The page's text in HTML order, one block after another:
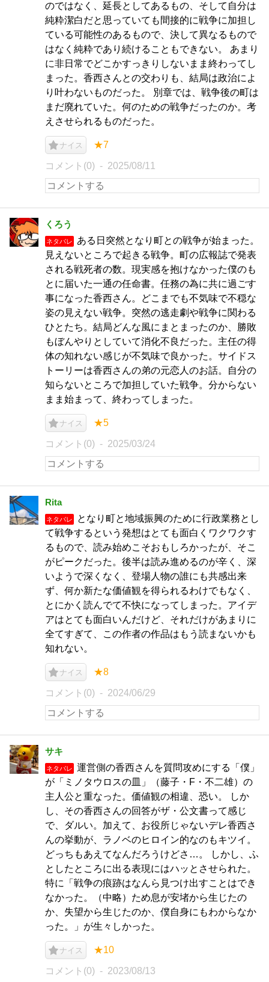
のではなく、延長としてあるもの、そして自分は
純粋潔白だと思っていても間接的に戦争に加担し
ている可能性のあるもので、決して異なるもので
はなく純粋であり続けることもできない。 あまり
に非日常でどこかすっきりしないまま終わってし
まった。香西さんとの交わりも、結局は政治によ
り叶わないものだった。 別章では、戦争後の町は
まだ廃れていた。何のための戦争だったのか。考
えさせられるものだった。
ナイス ★7
コメント(0) 2025/08/11
くろう
ネタバレ
ある日突然となり町との戦争が始まった。
見えないところで起きる戦争。町の広報誌で発表
される戦死者の数。現実感を抱けなかった僕のも
とに届いた一通の任命書。任務の為に共に過ごす
事になった香西さん。どこまでも不気味で不穏な
姿の見えない戦争。突然の逃走劇や戦争に関わる
ひとたち。結局どんな風にまとまったのか、勝敗
もぼんやりとしていて消化不良だった。主任の得
体の知れない感じが不気味で良かった。サイドス
トーリーは香西さんの弟の元恋人のお話。自分の
知らないところで加担していた戦争。分からない
まま始まって、終わってしまった。
ナイス ★5
コメント(0) 2025/03/24
Rita
ネタバレ
となり町と地域振興のために行政業務とし
て戦争するという発想はとても面白くワクワクす
るもので、読み始めこそおもしろかったが、そこ
がピークだった。後半は読み進めるのが辛く、深
いようで深くなく、登場人物の誰にも共感出来
ず、何か新たな価値観を得られるわけでもなく、
とにかく読んでて不快になってしまった。アイデ
アはとても面白いんだけど、それだけがあまりに
全てすぎて、この作者の作品はもう読まないかも
知れない。
ナイス ★8
コメント(0) 2024/06/29
サキ
ネタバレ
運営側の香西さんを質問攻めにする「僕」
が「ミノタウロスの皿」（藤子・F・不二雄）の
主人公と重なった。価値観の相違、恐い。 しか
し、その香西さんの回答がザ・公文書って感じ
で、ダルい。加えて、お役所じゃないデレ香西さ
んの挙動が、ラノベのヒロイン的なのもキツイ。
どっちもあえてなんだろうけどさ…。 しかし、ふ
としたところに出る表現にはハッとさせられた。
特に「戦争の痕跡はなんら見つけ出すことはでき
なかった。（中略）ため息が安堵から生じたの
か、失望から生じたのか、僕自身にもわからなか
った。」が生々しかった。
ナイス ★10
コメント(0) 2023/08/13